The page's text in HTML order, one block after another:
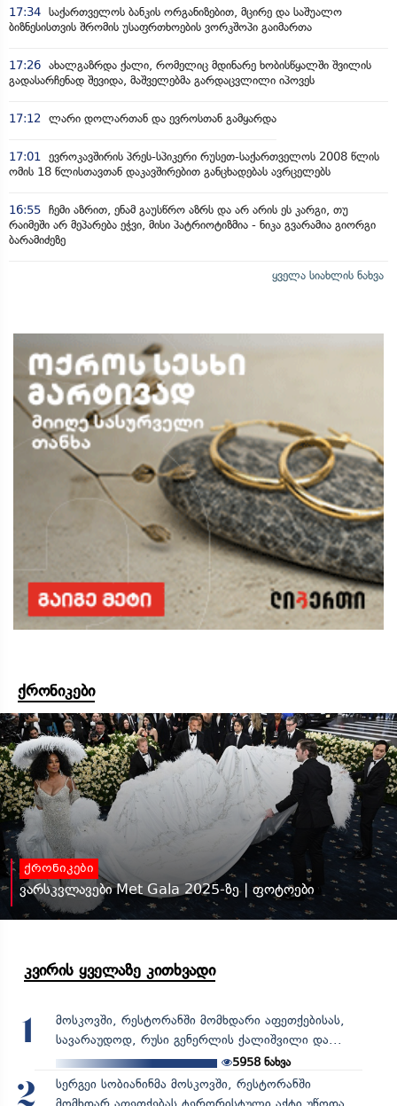
17:34 საქართველოს ბანკის ორგანიზებით, მცირე და საშუალო
ბიზნესისთვის შრომის უსაფრთხოების ვორკშოპი გაიმართა
17:26 ახალგაზრდა ქალი, რომელიც მდინარე ხობისწყალში შვილის
გადასარჩენად შევიდა, მაშველებმა გარდაცვლილი იპოვეს
17:12 ლარი დოლართან და ევროსთან გამყარდა
17:01 ევროკავშირის პრეს-სპიკერი რუსეთ-საქართველოს 2008 წლის
ომის 18 წლისთავთან დაკავშირებით განცხადებას ავრცელებს
16:55 ჩემი აზრით, ენამ გაუსწრო აზრს და არ არის ეს კარგი, თუ
რაიმეში არ მეპარება ეჭვი, მისი პატრიოტიზმია - ნიკა გვარამია გიორგი
ბარამიძეზე
ყველა სიახლის ნახვა
ქრონიკები
ქრონიკები
ვარსკვლავები Met Gala 2025-ზე | ფოტოები
კვირის ყველაზე კითხვადი
1
მოსკოვში, რესტორანში მომხდარი აფეთქებისას,
სავარაუდოდ, რუსი გენერლის ქალიშვილი და...
5958 ნახვა
2
სერგეი სობიანინმა მოსკოვში, რესტორანში